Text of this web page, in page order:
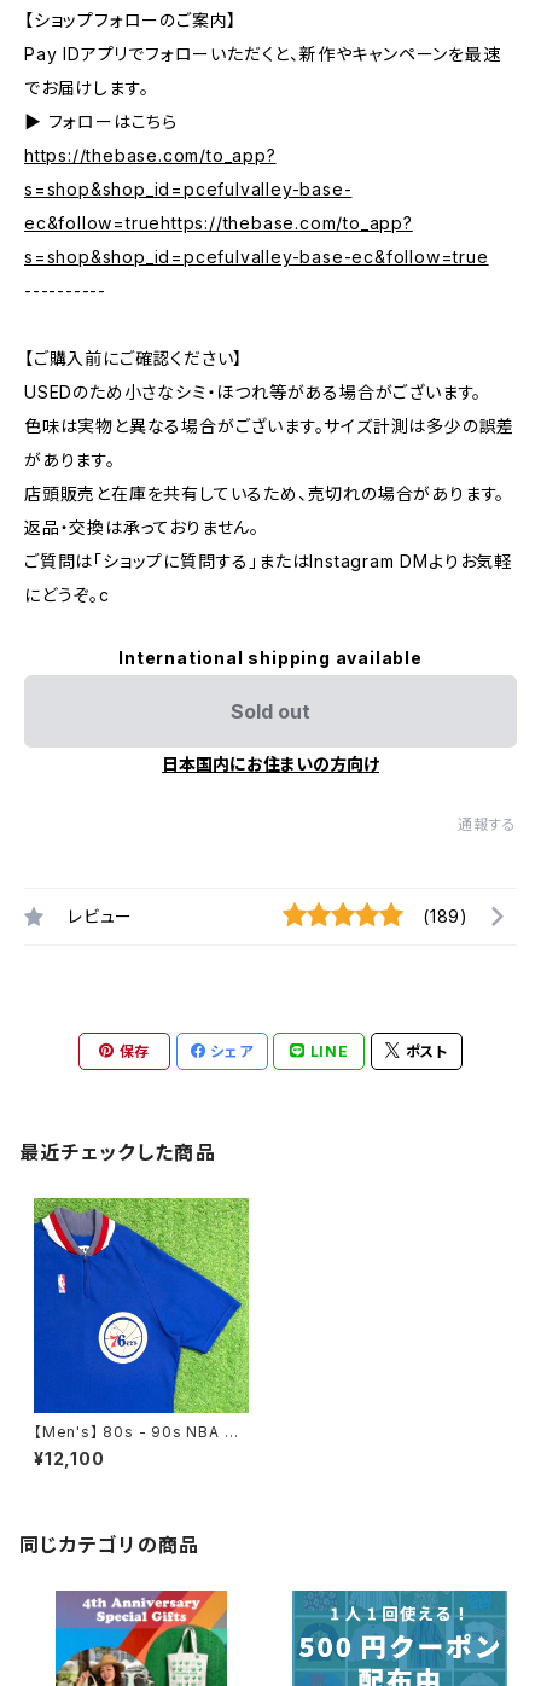
【ショップフォローのご案内】
Pay IDアプリでフォローいただくと、新作やキャンペーンを最速
でお届けします。
▶︎ フォローはこちら
https://thebase.com/to_app?
s=shop&shop_id=pcefulvalley-base-
ec&follow=truehttps://thebase.com/to_app?
s=shop&shop_id=pcefulvalley-base-ec&follow=true
----------
【ご購入前にご確認ください】
USEDのため小さなシミ・ほつれ等がある場合がございます。
色味は実物と異なる場合がございます。サイズ計測は多少の誤差
があります。
店頭販売と在庫を共有しているため、売切れの場合があります。
返品・交換は承っておりません。
ご質問は「ショップに質問する」またはInstagram DMよりお気軽
にどうぞ。c
International shipping available
Sold out
日本国内にお住まいの方向け
通報する
レビュー (189)
保存 シェア LINE ポスト
最近チェックした商品
【Men's】 80s - 90s NBA Phi
ladelphia 76ers ハーフジッ
プ トップス / 80年代 90年代 ゲ
¥12,100
同じカテゴリの商品